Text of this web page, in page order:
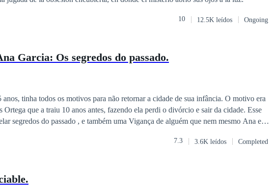
10 12.5K leídos Ongoing
Garcia: Os segredos do passado.
tinha todos os motivos para não retornar a cidade de sua infância. O motivo era
que a traiu 10 anos antes, fazendo ela perdi o divórcio e sair da cidade. Esse
segredos do passado , e também uma Vigança de alguém que nem mesmo Ana e
no passado os 2 conseguiram superar essa situação e voltar.
7.3 3.6K leídos Completed